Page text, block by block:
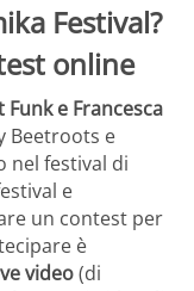
Festival?
online
Funk e Francesca
Beetroots e
nel festival di
e
un contest per
è
video(di